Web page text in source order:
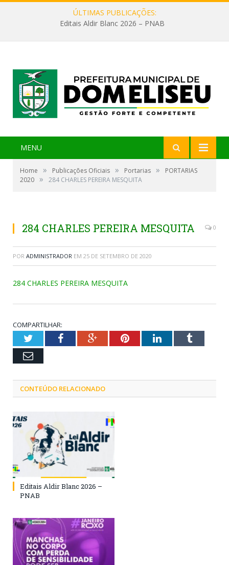
ÚLTIMAS PUBLICAÇÕES:
Editais Aldir Blanc 2026 – PNAB
MENU
Home » Publicações Oficiais » Portarias »
PORTARIAS
2020 » 284 CHARLES PEREIRA MESQUITA
284 CHARLES PEREIRA MESQUITA 0
POR ADMINISTRADOR EM 25 DE SETEMBRO DE 2020
284 CHARLES PEREIRA MESQUITA
COMPARTILHAR:
TwitterFacebookGoogle+PinterestLinkedInTumblr
Email
CONTEÚDO RELACIONADO
Editais Aldir Blanc 2026 –
PNAB